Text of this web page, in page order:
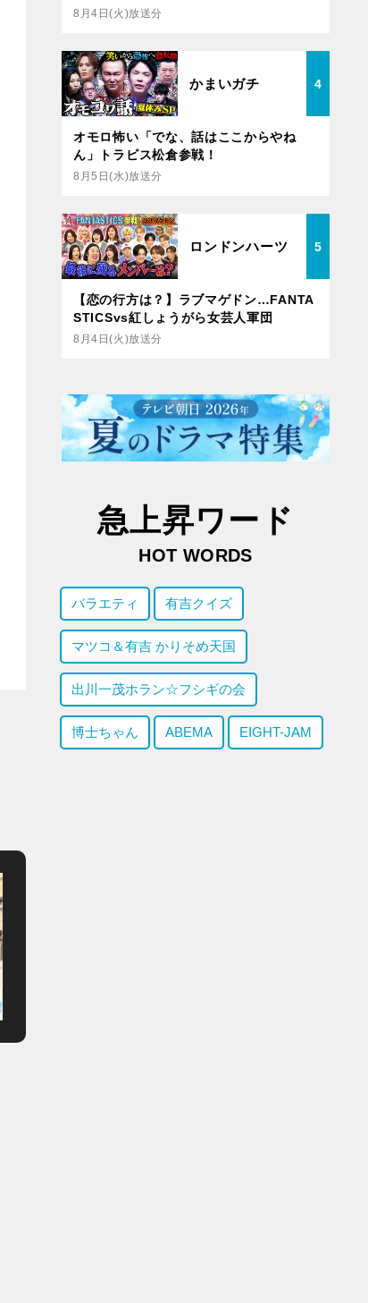
8月4日(火)放送分
かまいガチ 4
オモロ怖い「でな、話はここからやね
ん」トラビス松倉参戦！
8月5日(水)放送分
ロンドンハーツ 5
【恋の行方は？】ラブマゲドン…FANTA
STICSvs紅しょうがら女芸人軍団
8月4日(火)放送分
急上昇ワード
HOT WORDS
バラエティ 有吉クイズ
マツコ＆有吉 かりそめ天国
出川一茂ホラン☆フシギの会
博士ちゃん ABEMA EIGHT-JAM